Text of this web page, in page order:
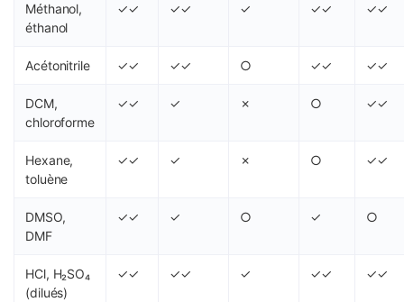
Méthanol,
éthanol
✓✓ ✓✓ ✓ ✓✓ ✓✓
Acétonitrile ✓✓ ✓✓ ○ ✓✓ ✓✓
DCM,
chloroforme
✓✓ ✓ ✗ ○ ✓✓
Hexane,
toluène
✓✓ ✓ ✗ ○ ✓✓
DMSO,
DMF
✓✓ ✓ ○ ✓ ○
HCl, H₂SO₄
(dilués)
✓✓ ✓✓ ✓ ✓✓ ✓✓